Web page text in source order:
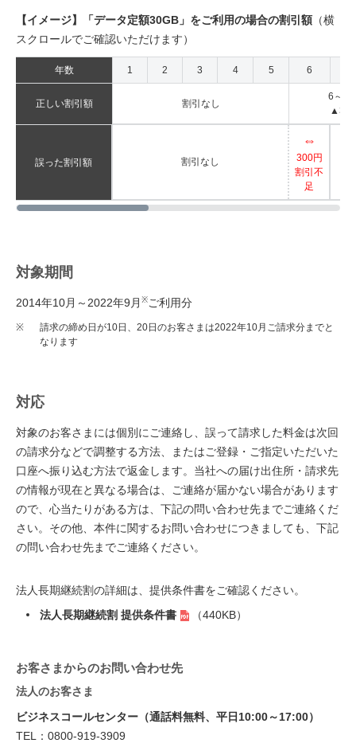
【イメージ】「データ定額30GB」をご利用の場合の割引額（横
スクロールでご確認いただけます）
年数 1 2 3 4 5 6
正しい割引額 割引なし
6～8
誤った割引額 割引なし
⇔
300円
割引不
足
対象期間
2014年10月～2022年9月 ※ご利用分
※
請求の締め日が10日、20日のお客さまは2022年10月ご請求分までと
なります
対応
対象のお客さまには個別にご連絡し、誤って請求した料金は次回
の請求分などで調整する方法、またはご登録・ご指定いただいた
口座へ振り込む方法で返金します。当社への届け出住所・請求先
の情報が現在と異なる場合は、ご連絡が届かない場合があります
ので、心当たりがある方は、下記の問い合わせ先までご連絡くだ
さい。その他、本件に関するお問い合わせにつきましても、下記
の問い合わせ先までご連絡ください。
法人長期継続割の詳細は、提供条件書をご確認ください。
法人長期継続割 提供条件書
（440KB）
お客さまからのお問い合わせ先
法人のお客さま
ビジネスコールセンター（通話料無料、平日10:00～17:00）
TEL：0800-919-3909